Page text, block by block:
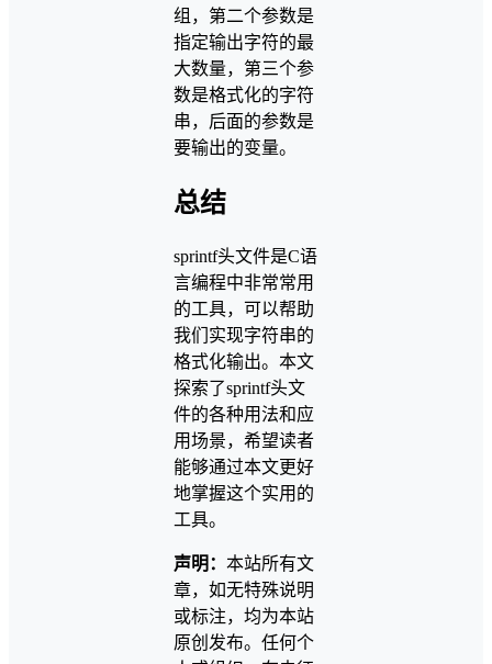
组，第二个参数是
指定输出字符的最
大数量，第三个参
数是格式化的字符
串，后面的参数是
要输出的变量。
总结
sprintf头文件是C语
言编程中非常常用
的工具，可以帮助
我们实现字符串的
格式化输出。本文
探索了sprintf头文
件的各种用法和应
用场景，希望读者
能够通过本文更好
地掌握这个实用的
工具。
声明： 本站所有文
章，如无特殊说明
或标注，均为本站
原创发布。任何个